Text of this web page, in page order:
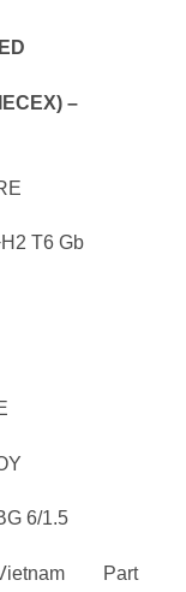
–
T6 Gb
6/1.5
Part